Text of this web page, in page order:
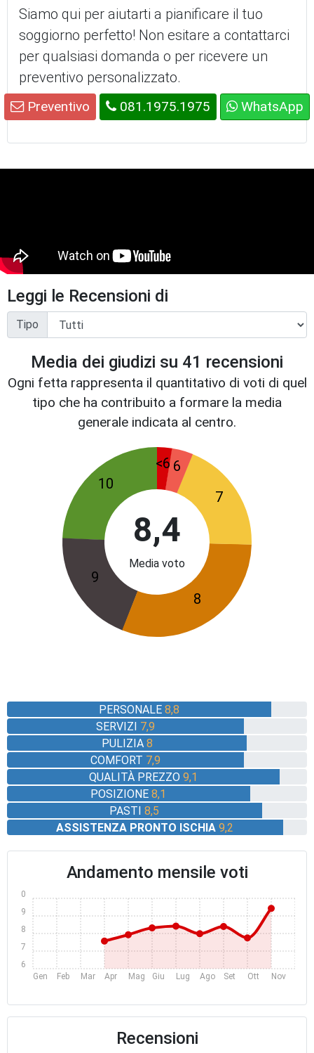
Siamo qui per aiutarti a pianificare il tuo
soggiorno perfetto! Non esitare a contattarci
per qualsiasi domanda o per ricevere un
preventivo personalizzato.
Preventivo 081.1975.1975 WhatsApp
Leggi le Recensioni di
Tipo
Media dei giudizi su 41 recensioni
Ogni fetta rappresenta il quantitativo di voti di quel
tipo che ha contribuito a formare la media
generale indicata al centro.
8,4
Media voto
<6 6
7
8
9
10
PERSONALE 8,8
SERVIZI 7,9
PULIZIA 8
COMFORT 7,9
QUALITÀ PREZZO9,1
POSIZIONE8,1
PASTI8,5
ASSISTENZA PRONTO ISCHIA 9,2
Andamento mensile voti
Gen Feb Mar Apr Mag Giu Lug Ago Set Ott Nov
6
7
8
9
10
Recensioni